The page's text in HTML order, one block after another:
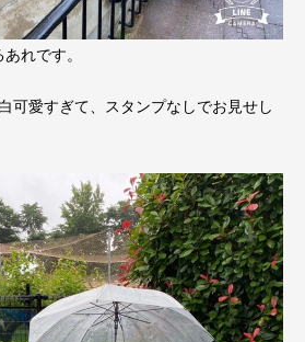
れです。
可愛すぎて、スタンプなしでお見せし